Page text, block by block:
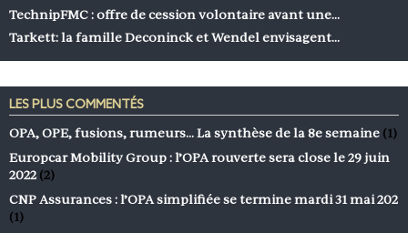
TechnipFMC : offre de cession volontaire avant une…
Tarkett: la famille Deconinck et Wendel envisagent…
LES PLUS COMMENTÉS
OPA, OPE, fusions, rumeurs… La synthèse de la 8e semaine (1)
Europcar Mobility Group : l’OPA rouverte sera close le 29 juin
2022 (2)
CNP Assurances : l’OPA simplifiée se termine mardi 31 mai 202
(1)